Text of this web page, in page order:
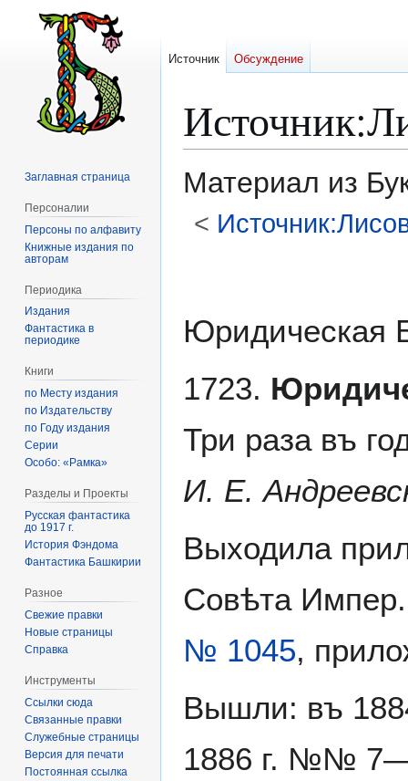
Источник:
Материал из
<
Юридическая
1723.
Три раза въ
И. Е.
Выходила
Совѣта
№ 1045,
Вышли: въ
1886 г. №№
Источник Обсуждение
Заглавная страница
Персоналии
Персоны по алфавиту
Книжные издания по
авторам
Периодика
Издания
Фантастика в
периодике
Книги
по Месту издания
по Издательству
по Году издания
Серии
Особо: «Рамка»
Разделы и Проекты
Русская фантастика
до 1917 г.
История Фэндома
Фантастика Башкирии
Разное
Свежие правки
Новые страницы
Справка
Инструменты
Ссылки сюда
Связанные правки
Служебные страницы
Версия для печати
Постоянная ссылка